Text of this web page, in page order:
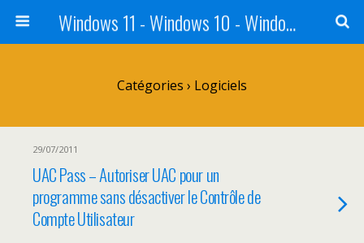
Windows 11 - Windows 10 - Windows 8 - Windows 7 - VISTA
Catégories › Logiciels
29/07/2011
UAC Pass – Autoriser UAC pour un
programme sans désactiver le Contrôle de
Compte Utilisateur